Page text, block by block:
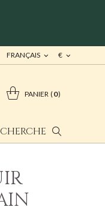
€
FRANÇAIS
PANIER 0